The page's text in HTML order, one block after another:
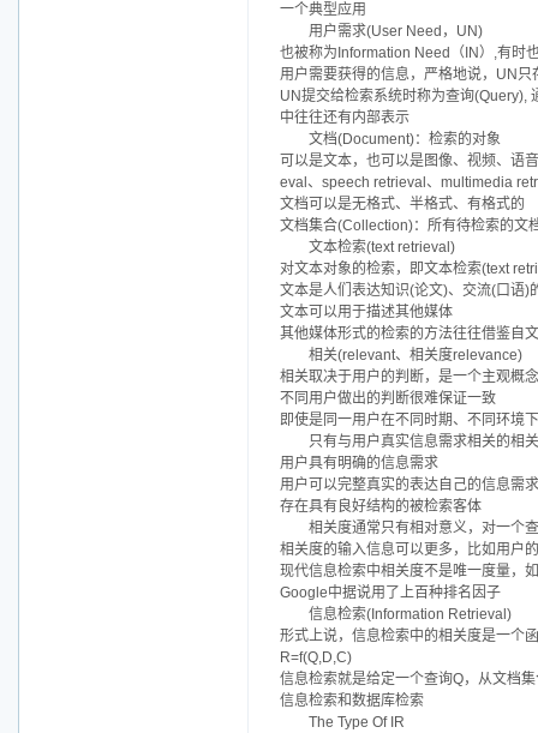
一个典型应用
用户需求(User Need，UN)
也被称为Information Need（IN）,有时
用户需要获得的信息，严格地说，UN
UN提交给检索系统时称为查询(Query),
中往往还有内部表示
文档(Document)：检索的对象
可以是文本，也可以是图像、视频、语
eval、speech retrieval、multimedia
文档可以是无格式、半格式、有格式的
文档集合(Collection)：所有待检索的文
文本检索(text retrieval)
对文本对象的检索，即文本检索(text
文本是人们表达知识(论文)、交流(口语)
文本可以用于描述其他媒体
其他媒体形式的检索的方法往往借鉴自
相关(relevant、相关度relevance)
相关取决于用户的判断，是一个主观概念
不同用户做出的判断很难保证一致
即使是同一用户在不同时期、不同环境
只有与用户真实信息需求相关的相
用户具有明确的信息需求
用户可以完整真实的表达自己的信息需求
存在具有良好结构的被检索客体
相关度通常只有相对意义，对一个
相关度的输入信息可以更多，比如用户
现代信息检索中相关度不是唯一度量，
Google中据说用了上百种排名因子
信息检索(Information Retrieval)
形式上说，信息检索中的相关度是一个
R=f(Q,D,C)
信息检索就是给定一个查询Q，从文档
信息检索和数据库检索
The Type Of IR